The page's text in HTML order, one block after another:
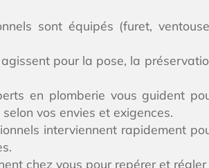
sont équipés (furet,
pour la pose, la
en plomberie vous guident
vos envies et exigences.
interviennent rapidement
chez vous pour repérer et